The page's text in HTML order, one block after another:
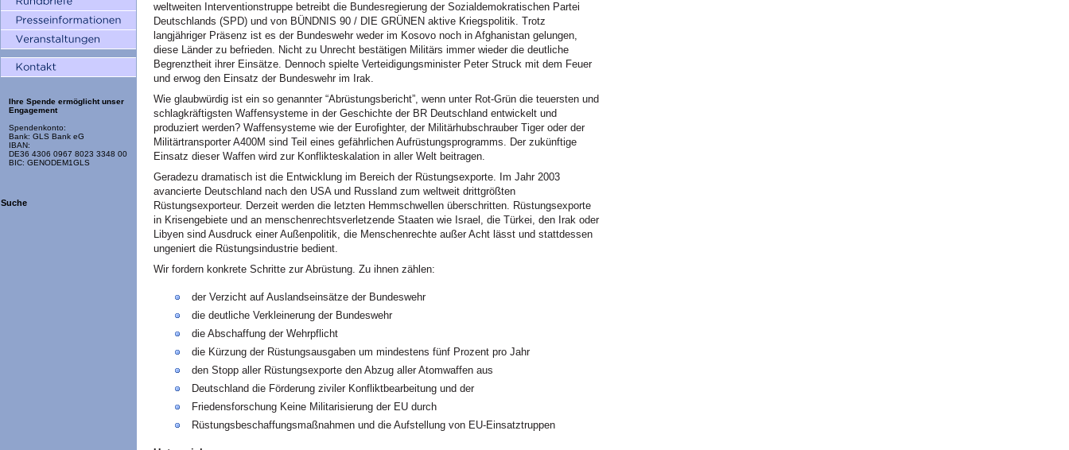
Ihre Spende ermöglicht unser
Engagement
Spendenkonto:
Bank: GLS Bank eG
IBAN:
DE36 4306 0967 8023 3348 00
BIC: GENODEM1GLS
Suche
weltweiten Interventionstruppe betreibt die Bundesregierung der Sozialdemokratischen Partei
Deutschlands (SPD) und von BÜNDNIS 90 / DIE GRÜNEN aktive Kriegspolitik. Trotz
langjähriger Präsenz ist es der Bundeswehr weder im Kosovo noch in Afghanistan gelungen,
diese Länder zu befrieden. Nicht zu Unrecht bestätigen Militärs immer wieder die deutliche
Begrenztheit ihrer Einsätze. Dennoch spielte Verteidigungsminister Peter Struck mit dem Feuer
und erwog den Einsatz der Bundeswehr im Irak.
Wie glaubwürdig ist ein so genannter “Abrüstungsbericht”, wenn unter Rot-Grün die teuersten und
schlagkräftigsten Waffensysteme in der Geschichte der BR Deutschland entwickelt und
produziert werden? Waffensysteme wie der Eurofighter, der Militärhubschrauber Tiger oder der
Militärtransporter A400M sind Teil eines gefährlichen Aufrüstungsprogramms. Der zukünftige
Einsatz dieser Waffen wird zur Konflikteskalation in aller Welt beitragen.
Geradezu dramatisch ist die Entwicklung im Bereich der Rüstungsexporte. Im Jahr 2003
avancierte Deutschland nach den USA und Russland zum weltweit drittgrößten
Rüstungsexporteur. Derzeit werden die letzten Hemmschwellen überschritten. Rüstungsexporte
in Krisengebiete und an menschenrechtsverletzende Staaten wie Israel, die Türkei, den Irak oder
Libyen sind Ausdruck einer Außenpolitik, die Menschenrechte außer Acht lässt und stattdessen
ungeniert die Rüstungsindustrie bedient.
Wir fordern konkrete Schritte zur Abrüstung. Zu ihnen zählen:
der Verzicht auf Auslandseinsätze der Bundeswehr
die deutliche Verkleinerung der Bundeswehr
die Abschaffung der Wehrpflicht
die Kürzung der Rüstungsausgaben um mindestens fünf Prozent pro Jahr
den Stopp aller Rüstungsexporte den Abzug aller Atomwaffen aus
Deutschland die Förderung ziviler Konfliktbearbeitung und der
Friedensforschung Keine Militarisierung der EU durch
Rüstungsbeschaffungsmaßnahmen und die Aufstellung von EU-Einsatztruppen